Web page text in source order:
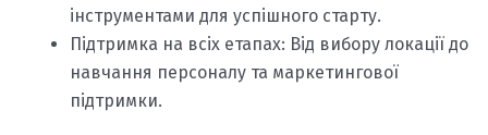
інструментами для успішного старту.​
Підтримка на всіх етапах: Від вибору локації до
навчання персоналу та маркетингової
підтримки.​